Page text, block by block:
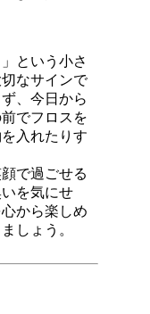
という小さ
なサインで
、今日から
でフロスを
入れたりす
で過ごせる
を気にせ
から楽しめ
しょう 。